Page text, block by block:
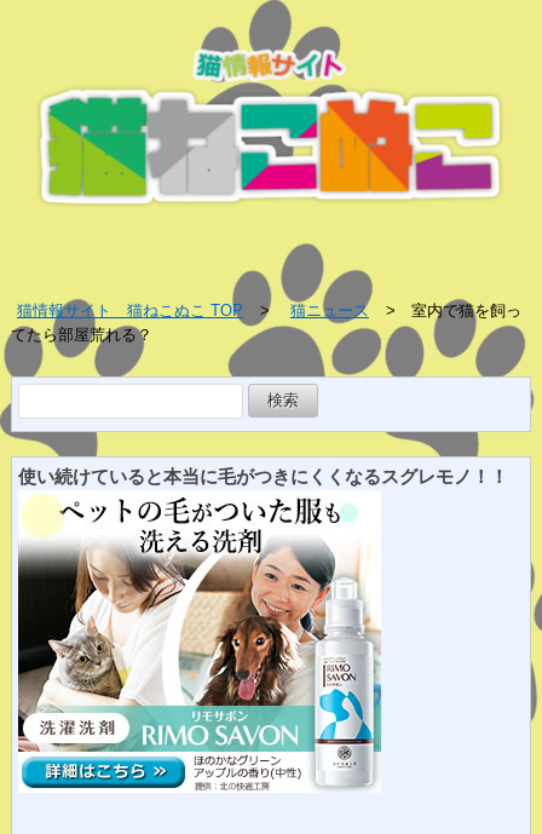
猫情報サイト 猫ねこぬこ TOP 猫ニュース
室内で猫を飼っ
てたら部屋荒れる？
索:
使い続けていると本当に毛がつきにくくなるスグレモノ！！